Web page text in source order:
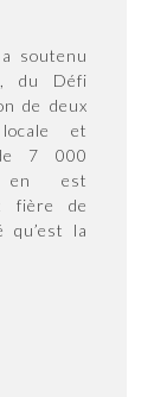
soutenu
du Défi
de deux
et
7 000
en est
fière de
qu’est la